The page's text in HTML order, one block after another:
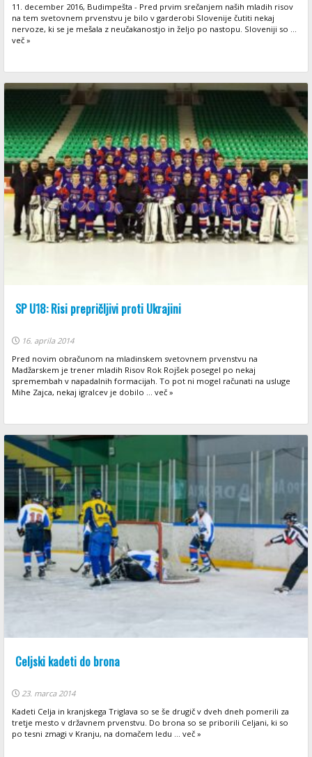
11. december 2016, Budimpešta - Pred prvim srečanjem naših mladih risov
na tem svetovnem prvenstvu je bilo v garderobi Slovenije čutiti nekaj
nervoze, ki se je mešala z neučakanostjo in željo po nastopu. Sloveniji so ...
več »
SP U18: Risi prepričljivi proti Ukrajini
16. aprila 2014
Pred novim obračunom na mladinskem svetovnem prvenstvu na
Madžarskem je trener mladih Risov Rok Rojšek posegel po nekaj
spremembah v napadalnih formacijah. To pot ni mogel računati na usluge
Mihe Zajca, nekaj igralcev je dobilo ... več »
Celjski kadeti do brona
23. marca 2014
Kadeti Celja in kranjskega Triglava so se še drugič v dveh dneh pomerili za
tretje mesto v državnem prvenstvu. Do brona so se priborili Celjani, ki so
po tesni zmagi v Kranju, na domačem ledu ... več »